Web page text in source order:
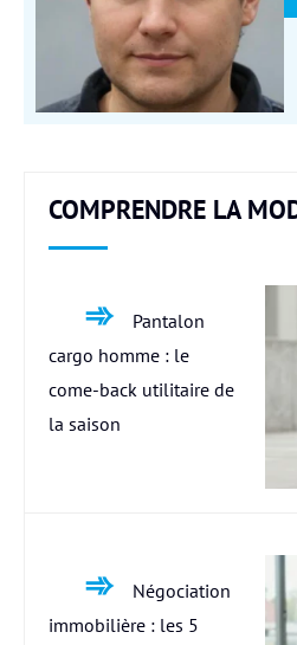
COMPRENDRE LA
Pantalon
cargo homme : le
come-back utilitaire de
la saison
Négociation
immobilière : les 5